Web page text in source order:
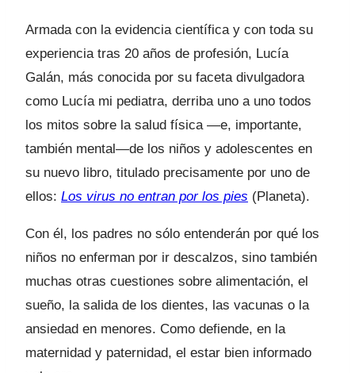
Armada con la evidencia científica y con toda su
experiencia tras 20 años de profesión, Lucía
Galán, más conocida por su faceta divulgadora
como Lucía mi pediatra, derriba uno a uno todos
los mitos sobre la salud física —e, importante,
también mental—de los niños y adolescentes en
su nuevo libro, titulado precisamente por uno de
ellos: Los virus no entran por los pies (Planeta).
Con él, los padres no sólo entenderán por qué los
niños no enferman por ir descalzos, sino también
muchas otras cuestiones sobre alimentación, el
sueño, la salida de los dientes, las vacunas o la
ansiedad en menores. Como defiende, en la
maternidad y paternidad, el estar bien informado